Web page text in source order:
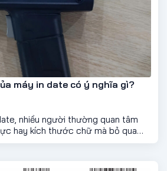
máy in date có ý nghĩa gì?
nhiều người thường quan tâm
hay kích thước chữ mà bỏ qua
trọng là DPI (Dots Per Inch). Đây là